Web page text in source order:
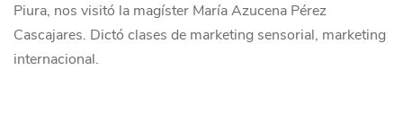
Piura, nos visitó la magíster María Azucena Pérez
Cascajares. Dictó clases de marketing sensorial, marketing
internacional.